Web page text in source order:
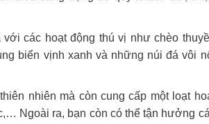
các hoạt động thú vị như chèo
biển vịnh xanh và những núi đá vôi
nhiên mà còn cung cấp một loạt
Ngoài ra, bạn còn có thể tận hưởng